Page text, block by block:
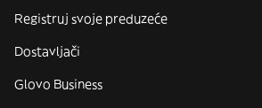
Registruj svoje preduzeće
Dostavljači
Glovo Business